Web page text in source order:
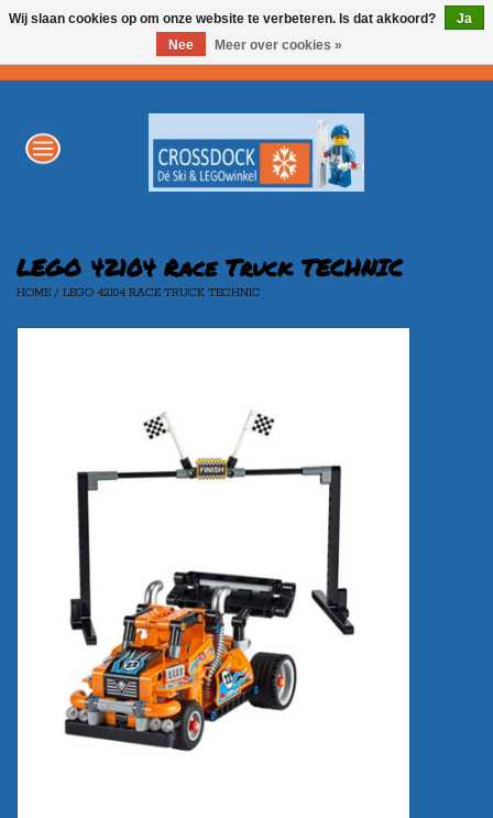
WINTERSPORT
LEGO
AKTIE
LEGO 42104 Race Truck TECHNIC
HOME / LEGO 42104 RACE TRUCK TECHNIC
Wij slaan cookies op om onze website te verbeteren. Is dat akkoord?
Ja
Nee
Meer over cookies »